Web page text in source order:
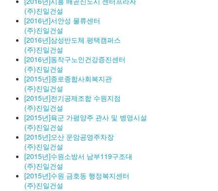
(주)진일건설
[2016년]서안성 물류센터
(주)진일건설
[2016년]삼성반도체 평택캠퍼스
(주)진일건설
[2016년]동작구노인건강증진센터
(주)진일건설
[2015년]종로종합사회복지관
(주)진일건설
[2015년]전기공제조합 수원지점
(주)진일건설
[2015년]육군 가평양주 관사 및 병영시설
(주)진일건설
[2015년]오산 운암공영주차장
(주)진일건설
[2015년]수원소방서 남부119구조대
(주)진일건설
[2015년]수원 금호동 행정복지센터
(주)진일건설